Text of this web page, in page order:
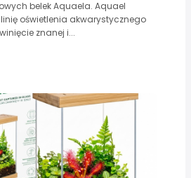
belek Aquaela. Aquael
oświetlenia akwarystycznego
znanej i...